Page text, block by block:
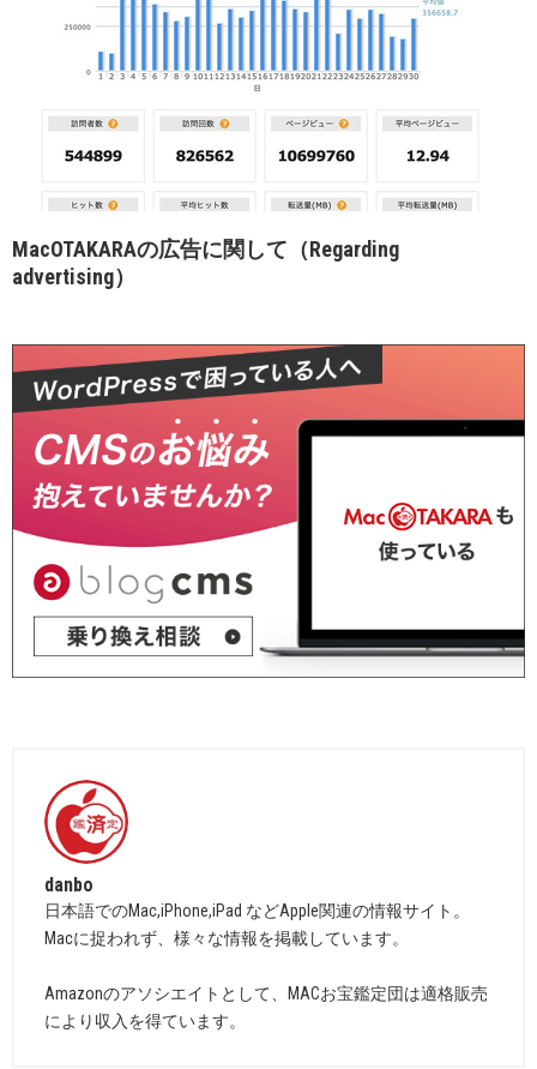
MacOTAKARAの広告に関して（Regarding
advertising）
danbo
日本語でのMac,iPhone,iPad などApple関連の情報サイト。
Macに捉われず、様々な情報を掲載しています。
Amazonのアソシエイトとして、MACお宝鑑定団は適格販売
により収入を得ています。